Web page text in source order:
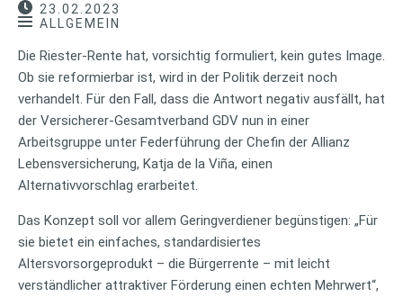
23.02.2023
ALLGEMEIN
Die Riester-Rente hat, vorsichtig formuliert, kein gutes Image.
Ob sie reformierbar ist, wird in der Politik derzeit noch
verhandelt. Für den Fall, dass die Antwort negativ ausfällt, hat
der Versicherer-Gesamtverband GDV nun in einer
Arbeitsgruppe unter Federführung der Chefin der Allianz
Lebensversicherung, Katja de la Viña, einen
Alternativvorschlag erarbeitet.
Das Konzept soll vor allem Geringverdiener begünstigen: „Für
sie bietet ein einfaches, standardisiertes
Altersvorsorgeprodukt – die Bürgerrente – mit leicht
verständlicher attraktiver Förderung einen echten Mehrwert“,